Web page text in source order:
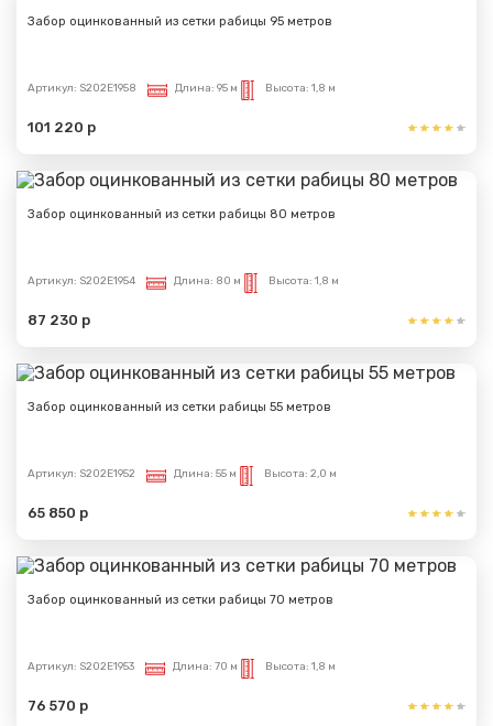
Забор оцинкованный из сетки рабицы 95 метров
Артикул: S202E1958 Длина: 95 м Высота: 1,8 м
101 220 р
Забор оцинкованный из сетки рабицы 80 метров
Артикул: S202E1954 Длина: 80 м Высота: 1,8 м
87 230 р
Забор оцинкованный из сетки рабицы 55 метров
Артикул: S202E1952 Длина: 55 м Высота: 2,0 м
65 850 р
Забор оцинкованный из сетки рабицы 70 метров
Артикул: S202E1953 Длина: 70 м Высота: 1,8 м
76 570 р
отправлено
Спасибо за обращение, наш специалист свяжется с